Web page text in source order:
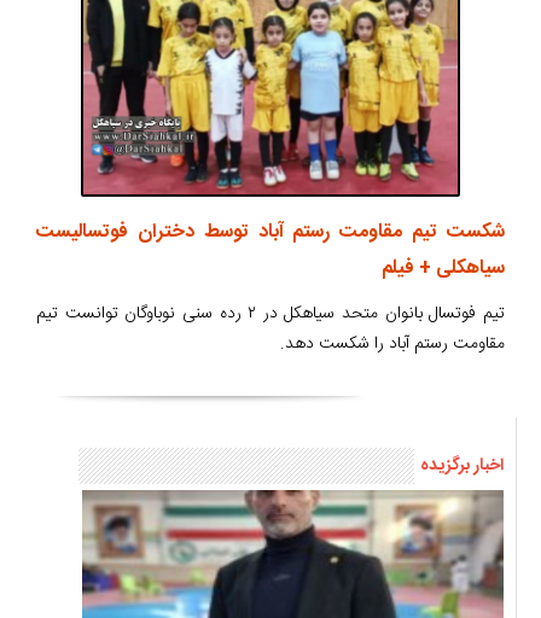
شکست تیم مقاومت رستم آباد توسط دختران فوتسالیست
سیاهکلی + فیلم
تیم فوتسال بانوان متحد سیاهکل در ۲ رده سنی نوباوگان توانست تیم
مقاومت رستم آباد را شکست دهد.
اخبار برگزیده